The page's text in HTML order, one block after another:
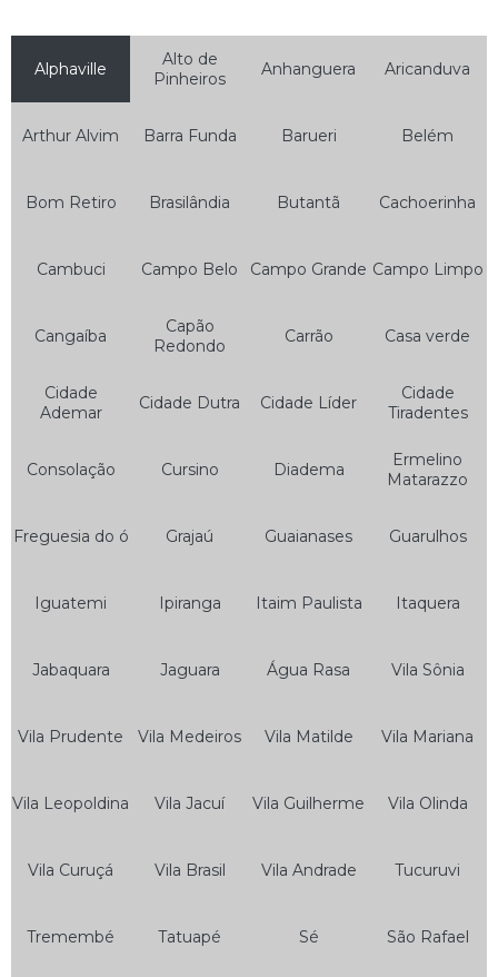
Auto Socorro e Funilaria
Auto Socorro e Mecânica
Auto Socorro Moto
Guincho Auto Socorro
Serviço de Auto Socorro 24 Horas
Serviço de Auto Socorro de Carro
Serviço de Auto Socorro e Guincho 24hrs
Serviço de Auto Socorro Express
Serviço de Auto Socorro Moto
Alphaville
Alto de
Pinheiros
Anhanguera Aricanduva
Arthur Alvim Barra Funda Barueri Belém
Bom Retiro Brasilândia Butantã Cachoerinha
Cambuci Campo Belo Campo Grande Campo Limpo
Cangaíba
Capão
Redondo
Carrão Casa verde
Cidade
Ademar
Cidade Dutra Cidade Líder
Cidade
Tiradentes
Consolação Cursino Diadema
Ermelino
Matarazzo
Freguesia do ó Grajaú Guaianases Guarulhos
Iguatemi Ipiranga Itaim Paulista Itaquera
Jabaquara Jaguara Água Rasa Vila Sônia
Vila Prudente Vila Medeiros Vila Matilde Vila Mariana
Vila Leopoldina Vila Jacuí Vila Guilherme Vila Olinda
Vila Curuçá Vila Brasil Vila Andrade Tucuruvi
Tremembé Tatuapé Sé São Rafael